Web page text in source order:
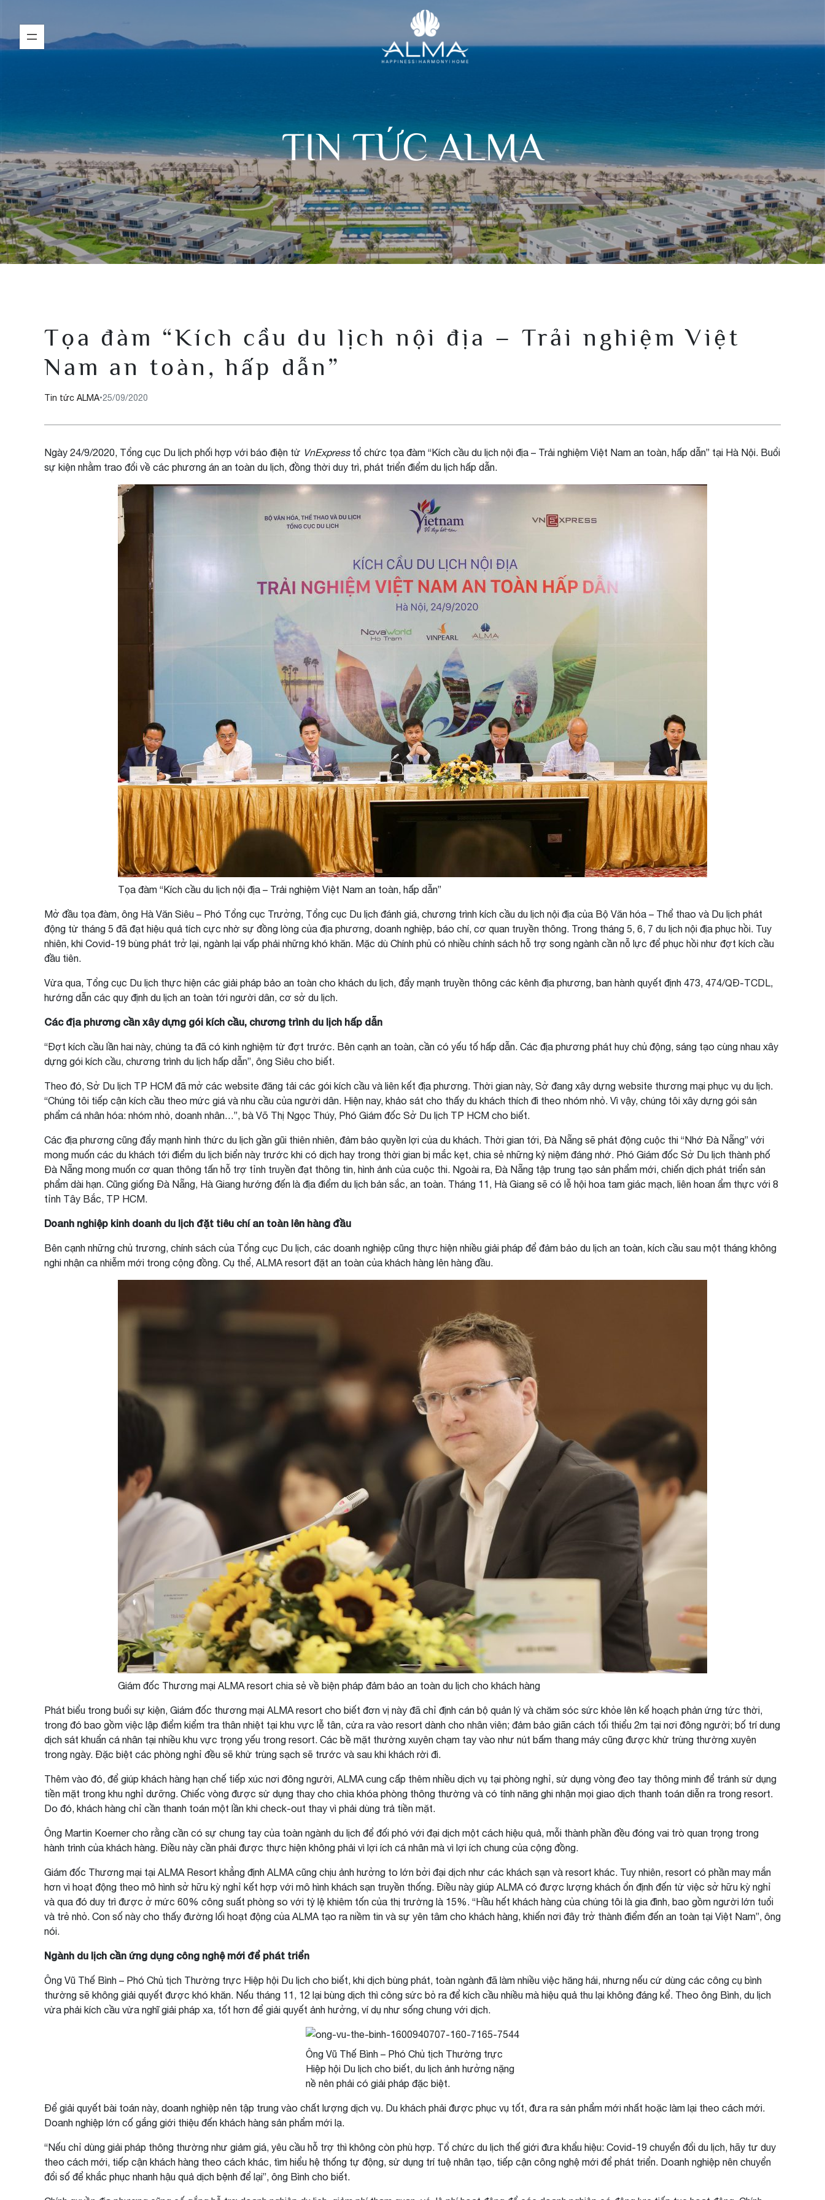
TIN TỨC ALMA
Tọa đàm “Kích cầu du lịch nội địa – Trải nghiệm Việt
Nam an toàn, hấp dẫn”
Tin tức ALMA•25/09/2020
Ngày 24/9/2020, Tổng cục Du lịch phối hợp với báo điện tử VnExpress tổ chức tọa đàm “Kích cầu du lịch nội địa – Trải nghiệm Việt Nam an toàn, hấp dẫn” tại Hà Nội. Buổi
sự kiện nhằm trao đổi về các phương án an toàn du lịch, đồng thời duy trì, phát triển điểm du lịch hấp dẫn.
Tọa đàm “Kích cầu du lịch nội địa – Trải nghiệm Việt Nam an toàn, hấp dẫn”
Mở đầu tọa đàm, ông Hà Văn Siêu – Phó Tổng cục Trưởng, Tổng cục Du lịch đánh giá, chương trình kích cầu du lịch nội địa của Bộ Văn hóa – Thể thao và Du lịch phát
động từ tháng 5 đã đạt hiệu quả tích cực nhờ sự đồng lòng của địa phương, doanh nghiệp, báo chí, cơ quan truyền thông. Trong tháng 5, 6, 7 du lịch nội địa phục hồi. Tuy
nhiên, khi Covid-19 bùng phát trở lại, ngành lại vấp phải những khó khăn. Mặc dù Chính phủ có nhiều chính sách hỗ trợ song ngành cần nỗ lực để phục hồi như đợt kích cầu
đầu tiên.
Vừa qua, Tổng cục Du lịch thực hiện các giải pháp bảo an toàn cho khách du lịch, đẩy mạnh truyền thông các kênh địa phương, ban hành quyết định 473, 474/QĐ-TCDL,
hướng dẫn các quy định du lịch an toàn tới người dân, cơ sở du lịch.
Các địa phương cần xây dựng gói kích cầu, chương trình du lịch hấp dẫn
“Đợt kích cầu lần hai này, chúng ta đã có kinh nghiệm từ đợt trước. Bên cạnh an toàn, cần có yếu tố hấp dẫn. Các địa phương phát huy chủ động, sáng tạo cùng nhau xây
dựng gói kích cầu, chương trình du lịch hấp dẫn”, ông Siêu cho biết.
Theo đó, Sở Du lịch TP HCM đã mở các website đăng tải các gói kích cầu và liên kết địa phương. Thời gian này, Sở đang xây dựng website thương mại phục vụ du lịch.
“Chúng tôi tiếp cận kích cầu theo mức giá và nhu cầu của người dân. Hiện nay, khảo sát cho thấy du khách thích đi theo nhóm nhỏ. Vì vậy, chúng tôi xây dựng gói sản
phẩm cá nhân hóa: nhóm nhỏ, doanh nhân…”, bà Võ Thị Ngọc Thúy, Phó Giám đốc Sở Du lịch TP HCM cho biết.
Các địa phương cũng đẩy mạnh hình thức du lịch gần gũi thiên nhiên, đảm bảo quyền lợi của du khách. Thời gian tới, Đà Nẵng sẽ phát động cuộc thi “Nhớ Đà Nẵng” với
mong muốn các du khách tới điểm du lịch biển này trước khi có dịch hay trong thời gian bị mắc kẹt, chia sẻ những kỷ niệm đáng nhớ. Phó Giám đốc Sở Du lịch thành phố
Đà Nẵng mong muốn cơ quan thông tấn hỗ trợ tỉnh truyền đạt thông tin, hình ảnh của cuộc thi. Ngoài ra, Đà Nẵng tập trung tạo sản phẩm mới, chiến dịch phát triển sản
phẩm dài hạn. Cũng giống Đà Nẵng, Hà Giang hướng đến là địa điểm du lịch bản sắc, an toàn. Tháng 11, Hà Giang sẽ có lễ hội hoa tam giác mạch, liên hoan ẩm thực với 8
tỉnh Tây Bắc, TP HCM.
Doanh nghiệp kinh doanh du lịch đặt tiêu chí an toàn lên hàng đầu
Bên cạnh những chủ trương, chính sách của Tổng cục Du lịch, các doanh nghiệp cũng thực hiện nhiều giải pháp để đảm bảo du lịch an toàn, kích cầu sau một tháng không
nghi nhận ca nhiễm mới trong cộng đồng. Cụ thể, ALMA resort đặt an toàn của khách hàng lên hàng đầu.
Giám đốc Thương mại ALMA resort chia sẻ về biện pháp đảm bảo an toàn du lịch cho khách hàng
Phát biểu trong buổi sự kiện, Giám đốc thương mại ALMA resort cho biết đơn vị này đã chỉ định cán bộ quản lý và chăm sóc sức khỏe lên kế hoạch phản ứng tức thời,
trong đó bao gồm việc lập điểm kiểm tra thân nhiệt tại khu vực lễ tân, cửa ra vào resort dành cho nhân viên; đảm bảo giãn cách tối thiểu 2m tại nơi đông người; bố trí dung
dịch sát khuẩn cá nhân tại nhiều khu vực trọng yếu trong resort. Các bề mặt thường xuyên chạm tay vào như nút bấm thang máy cũng được khử trùng thường xuyên
trong ngày. Đặc biệt các phòng nghỉ đều sẽ khử trùng sạch sẽ trước và sau khi khách rời đi.
Thêm vào đó, để giúp khách hàng hạn chế tiếp xúc nơi đông người, ALMA cung cấp thêm nhiều dịch vụ tại phòng nghỉ, sử dụng vòng đeo tay thông minh để tránh sử dụng
tiền mặt trong khu nghỉ dưỡng. Chiếc vòng được sử dụng thay cho chìa khóa phòng thông thường và có tính năng ghi nhận mọi giao dịch thanh toán diễn ra trong resort.
Do đó, khách hàng chỉ cần thanh toán một lần khi check-out thay vì phải dùng trả tiền mặt.
Ông Martin Koerner cho rằng cần có sự chung tay của toàn ngành du lịch để đối phó với đại dịch một cách hiệu quả, mỗi thành phần đều đóng vai trò quan trọng trong
hành trình của khách hàng. Điều này cần phải được thực hiện không phải vì lợi ích cá nhân mà vì lợi ích chung của cộng đồng.
Giám đốc Thương mại tại ALMA Resort khẳng định ALMA cũng chịu ảnh hưởng to lớn bởi đại dịch như các khách sạn và resort khác. Tuy nhiên, resort có phần may mắn
hơn vì hoạt động theo mô hình sở hữu kỳ nghỉ kết hợp với mô hình khách sạn truyền thống. Điều này giúp ALMA có được lượng khách ổn định đến từ việc sở hữu kỳ nghỉ
và qua đó duy trì được ở mức 60% công suất phòng so với tỷ lệ khiêm tốn của thị trường là 15%. “Hầu hết khách hàng của chúng tôi là gia đình, bao gồm người lớn tuổi
và trẻ nhỏ. Con số này cho thấy đường lối hoạt động của ALMA tạo ra niềm tin và sự yên tâm cho khách hàng, khiến nơi đây trở thành điểm đến an toàn tại Việt Nam”, ông
nói.
Ngành du lịch cần ứng dụng công nghệ mới để phát triển
Ông Vũ Thế Bình – Phó Chủ tịch Thường trực Hiệp hội Du lịch cho biết, khi dịch bùng phát, toàn ngành đã làm nhiều việc hăng hái, nhưng nếu cứ dùng các công cụ bình
thường sẽ không giải quyết được khó khăn. Nếu tháng 11, 12 lại bùng dịch thì công sức bỏ ra để kích cầu nhiều mà hiệu quả thu lại không đáng kể. Theo ông Bình, du lịch
vừa phải kích cầu vừa nghĩ giải pháp xa, tốt hơn để giải quyết ảnh hưởng, ví dụ như sống chung với dịch.
Ông Vũ Thế Bình – Phó Chủ tịch Thường trực
Hiệp hội Du lịch cho biết, du lịch ảnh hưởng nặng
nề nên phải có giải pháp đặc biệt.
Để giải quyết bài toán này, doanh nghiệp nên tập trung vào chất lượng dịch vụ. Du khách phải được phục vụ tốt, đưa ra sản phẩm mới nhất hoặc làm lại theo cách mới.
Doanh nghiệp lớn cố gắng giới thiệu đến khách hàng sản phẩm mới lạ.
“Nếu chỉ dùng giải pháp thông thường như giảm giá, yêu cầu hỗ trợ thì không còn phù hợp. Tổ chức du lịch thế giới đưa khẩu hiệu: Covid-19 chuyển đổi du lịch, hãy tư duy
theo cách mới, tiếp cận khách hàng theo cách khác, tìm hiểu hệ thống tự động, sử dụng trí tuệ nhân tạo, tiếp cận công nghệ mới để phát triển. Doanh nghiệp nên chuyển
đổi số để khắc phục nhanh hậu quả dịch bệnh để lại”, ông Bình cho biết.